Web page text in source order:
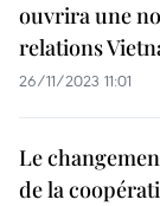
ouvrira une
relations
26/11/2023 11:01
Le
de la